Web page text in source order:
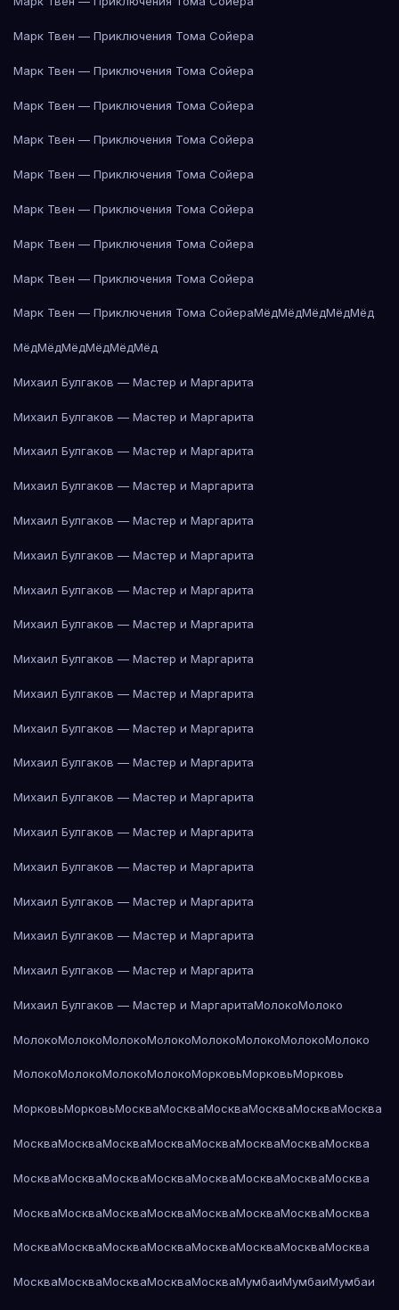
Марк Твен — Приключения Тома Сойера
Марк Твен — Приключения Тома Сойера
Марк Твен — Приключения Тома Сойера
Марк Твен — Приключения Тома Сойера
Марк Твен — Приключения Тома Сойера
Марк Твен — Приключения Тома Сойера
Марк Твен — Приключения Тома Сойера
Марк Твен — Приключения Тома Сойера
Марк Твен — Приключения Тома СойераМёдМёдМёдМёдМёд
МёдМёдМёдМёдМёдМёд
Михаил Булгаков — Мастер и Маргарита
Михаил Булгаков — Мастер и Маргарита
Михаил Булгаков — Мастер и Маргарита
Михаил Булгаков — Мастер и Маргарита
Михаил Булгаков — Мастер и Маргарита
Михаил Булгаков — Мастер и Маргарита
Михаил Булгаков — Мастер и Маргарита
Михаил Булгаков — Мастер и Маргарита
Михаил Булгаков — Мастер и Маргарита
Михаил Булгаков — Мастер и Маргарита
Михаил Булгаков — Мастер и Маргарита
Михаил Булгаков — Мастер и Маргарита
Михаил Булгаков — Мастер и Маргарита
Михаил Булгаков — Мастер и Маргарита
Михаил Булгаков — Мастер и Маргарита
Михаил Булгаков — Мастер и Маргарита
Михаил Булгаков — Мастер и Маргарита
Михаил Булгаков — Мастер и Маргарита
Михаил Булгаков — Мастер и МаргаритаМолокоМолоко
МолокоМолокоМолокоМолокоМолокоМолокоМолокоМолоко
МолокоМолокоМолокоМолокоМорковьМорковьМорковь
МорковьМорковьМоскваМоскваМоскваМоскваМоскваМосква
МоскваМоскваМоскваМоскваМоскваМоскваМоскваМосква
МоскваМоскваМоскваМоскваМоскваМоскваМоскваМосква
МоскваМоскваМоскваМоскваМоскваМоскваМоскваМосква
МоскваМоскваМоскваМоскваМоскваМоскваМоскваМосква
МоскваМоскваМоскваМоскваМоскваМумбаиМумбаиМумбаи